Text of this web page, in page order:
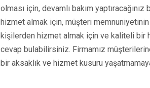
olması için, devamlı bakım
hizmet almak için, müşteri
kişilerden hizmet almak için ve kaliteli bir
cevap bulabilirsiniz. Firmamız
bir aksaklık ve hizmet kusuru